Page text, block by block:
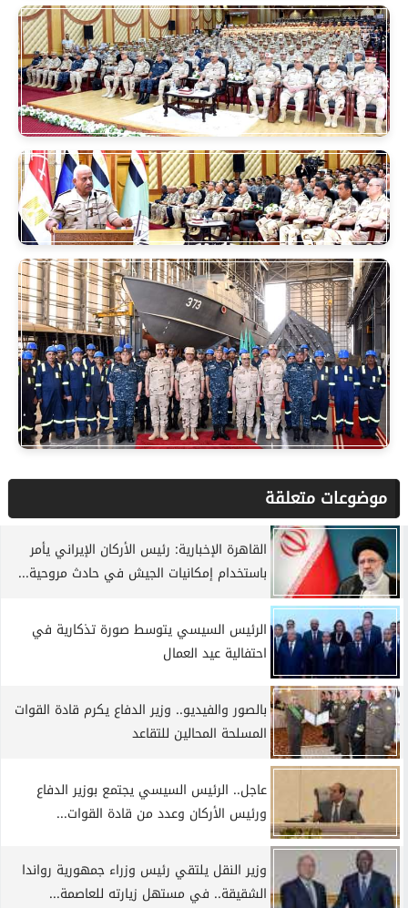
موضوعات متعلقة
القاهرة الإخبارية: رئيس الأركان الإيراني يأمر
باستخدام إمكانيات الجيش في حادث مروحية...
الرئيس السيسي يتوسط صورة تذكارية في
احتفالية عيد العمال
بالصور والفيديو.. وزير الدفاع يكرم قادة القوات
المسلحة المحالين للتقاعد
عاجل.. الرئيس السيسي يجتمع بوزير الدفاع
ورئيس الأركان وعدد من قادة القوات...
وزير النقل يلتقي رئيس وزراء جمهورية رواندا
الشقيقة.. في مستهل زيارته للعاصمة...